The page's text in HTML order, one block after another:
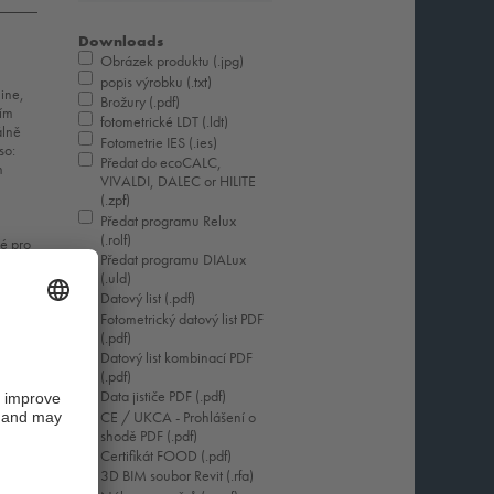
Downloads
Obrázek produktu (.jpg)
popis výrobku (.txt)
Brožury (.pdf)
fotometrické LDT (.ldt)
Fotometrie IES (.ies)
Předat do ecoCALC,
VIVALDI, DALEC or HILITE
(.zpf)
Předat programu Relux
(.rolf)
Předat programu DIALux
(.uld)
Datový list (.pdf)
Fotometrický datový list PDF
(.pdf)
Datový list kombinací PDF
(.pdf)
Data jističe PDF (.pdf)
CE / UKCA - Prohlášení o
shodě PDF (.pdf)
Certifikát FOOD (.pdf)
3D BIM soubor Revit (.rfa)
pro